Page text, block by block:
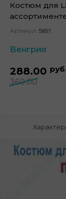
Костюм для
Артикул: 5691
Венгрия
288.00
360.00